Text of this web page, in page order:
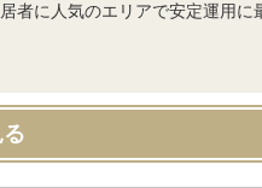
者に人気のエリアで安定運用に